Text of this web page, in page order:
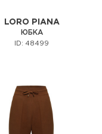
LORO PIANA
ЮБКА
ID: 48499